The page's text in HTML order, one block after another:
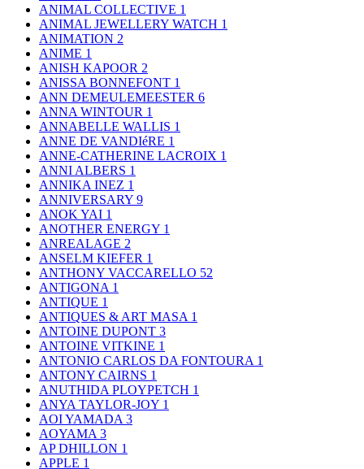
ANIMAL COLLECTIVE 1
ANIMAL JEWELLERY WATCH 1
ANIMATION 2
ANIME 1
ANISH KAPOOR 2
ANISSA BONNEFONT 1
ANN DEMEULEMEESTER 6
ANNA WINTOUR 1
ANNABELLE WALLIS 1
ANNE DE VANDIéRE 1
ANNE-CATHERINE LACROIX 1
ANNI ALBERS 1
ANNIKA INEZ 1
ANNIVERSARY 9
ANOK YAI 1
ANOTHER ENERGY 1
ANREALAGE 2
ANSELM KIEFER 1
ANTHONY VACCARELLO 52
ANTIGONA 1
ANTIQUE 1
ANTIQUES & ART MASA 1
ANTOINE DUPONT 3
ANTOINE VITKINE 1
ANTONIO CARLOS DA FONTOURA 1
ANTONY CAIRNS 1
ANUTHIDA PLOYPETCH 1
ANYA TAYLOR-JOY 1
AOI YAMADA 3
AOYAMA 3
AP DHILLON 1
APPLE 1